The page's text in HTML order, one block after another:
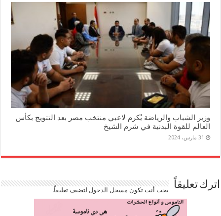
وزير الشباب والرياضة يُكرم لاعبي منتخب مصر بعد التتويج بكأس
العالم للقوة البدنية في شرم الشيخ
31 مارس، 2024
اترك تعليقاً يجب أنت تكون مسجل الدخوللتضيف تعليقاً.